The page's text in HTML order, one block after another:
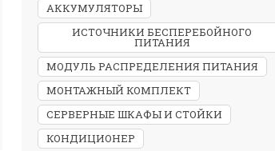
АККУМУЛЯТОРЫ
ИСТОЧНИКИ БЕСПЕРЕБОЙНОГО
ПИТАНИЯ
МОДУЛЬ РАСПРЕДЕЛЕНИЯ ПИТАНИЯ
МОНТАЖНЫЙ КОМПЛЕКТ
СЕРВЕРНЫЕ ШКАФЫ И СТОЙКИ
КОНДИЦИОНЕР